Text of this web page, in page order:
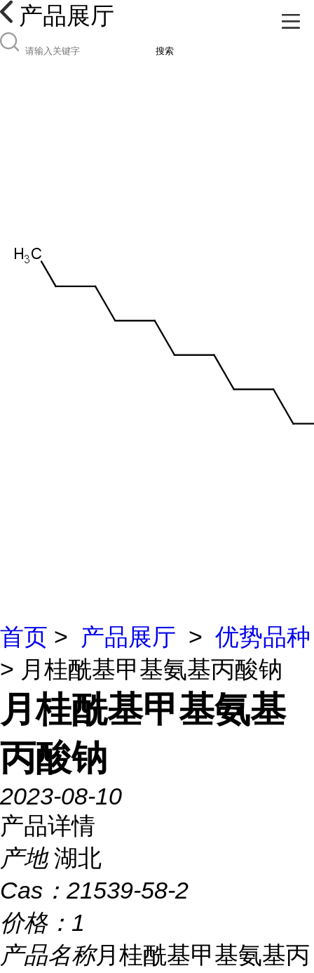
产品展厅
搜索
首页 > 产品展厅 > 优势品种
> 月桂酰基甲基氨基丙酸钠
月桂酰基甲基氨基
丙酸钠
2023-08-10
产品详情
产地 湖北
Cas： 21539-58-2
价格： 1
产品名称月桂酰基甲基氨基丙